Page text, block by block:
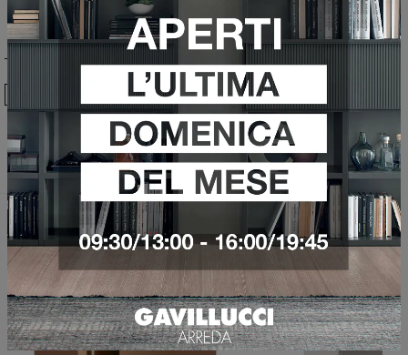
Sfoglia i cataloghi
Ho preso visione della Privacy Policy